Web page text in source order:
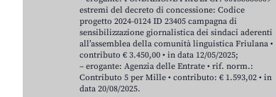
estremi del decreto di concessione: Codice
progetto 2024-0124 ID 23405 campagna di
sensibilizzazione giornalistica dei sindaci aderenti
all’assemblea della comunità linguistica Friulana •
contributo € 3.450,00 • in data 12/05/2025;
– erogante: Agenzia delle Entrate • rif. norm.:
Contributo 5 per Mille • contributo: € 1.593,02 • in
data 20/08/2025.